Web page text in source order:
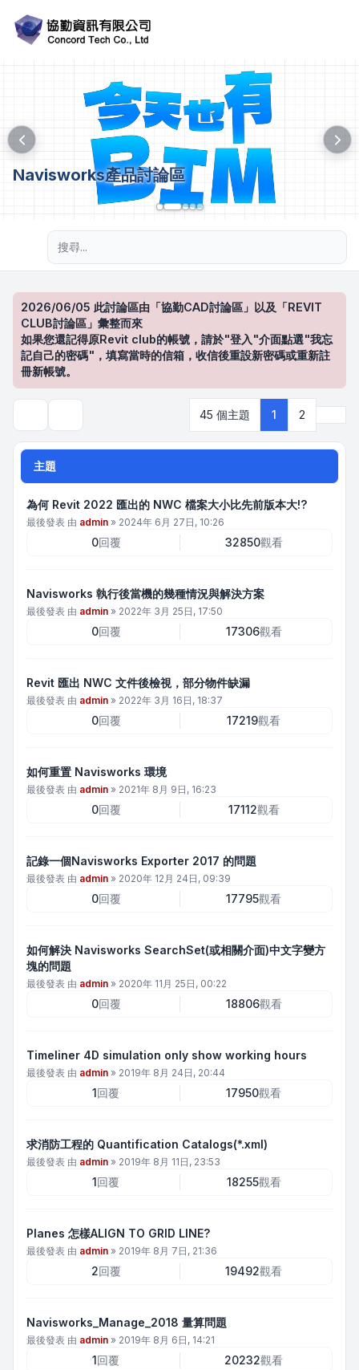
Navisworks產品討論區
2026/06/05 此討論區由「協勤CAD討論區」以及「REVIT
CLUB討論區」彙整而來
如果您還記得原Revit club的帳號，請於"登入"介面點選"我忘
記自己的密碼"，填寫當時的信箱，收信後重設新密碼或重新註
冊新帳號。
45 個主題 1 2
主題
為何 Revit 2022 匯出的 NWC 檔案大小比先前版本大!?
最後發表 由 admin » 2024年 6月 27日, 10:26
0回覆 32850觀看
Navisworks 執行後當機的幾種情況與解決方案
最後發表 由 admin » 2022年 3月 25日, 17:50
0回覆 17306觀看
Revit 匯出 NWC 文件後檢視，部分物件缺漏
最後發表 由 admin » 2022年 3月 16日, 18:37
0回覆 17219觀看
如何重置 Navisworks 環境
最後發表 由 admin » 2021年 8月 9日, 16:23
0回覆 17112觀看
記錄一個Navisworks Exporter 2017 的問題
最後發表 由 admin » 2020年 12月 24日, 09:39
0回覆 17795觀看
如何解決 Navisworks SearchSet(或相關介面)中文字變方
塊的問題
最後發表 由 admin » 2020年 11月 25日, 00:22
0回覆 18806觀看
Timeliner 4D simulation only show working hours
最後發表 由 admin » 2019年 8月 24日, 20:44
1回覆 17950觀看
求消防工程的 Quantification Catalogs(*.xml)
最後發表 由 admin » 2019年 8月 11日, 23:53
1回覆 18255觀看
Planes 怎樣ALIGN TO GRID LINE?
最後發表 由 admin » 2019年 8月 7日, 21:36
2回覆 19492觀看
Navisworks_Manage_2018 量算問題
最後發表 由 admin » 2019年 8月 6日, 14:21
1回覆 20232觀看